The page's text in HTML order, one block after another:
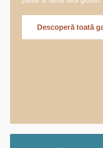
Descoperă toată